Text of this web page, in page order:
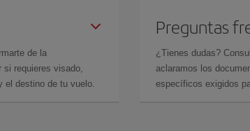
de la
si requieres visado,
el destino de tu vuelo.
Preguntas
¿Tienes dudas?
aclaramos los
específicos exigidos